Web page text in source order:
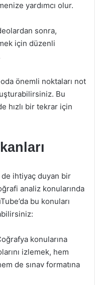
yardımcı olur.
sonra,
için düzenli
önemli noktaları not
Bu
hızlı bir tekrar için
ihtiyaç duyan bir
analiz konularında
bu konuları
konularına
izlemek, hem
de sınav formatına